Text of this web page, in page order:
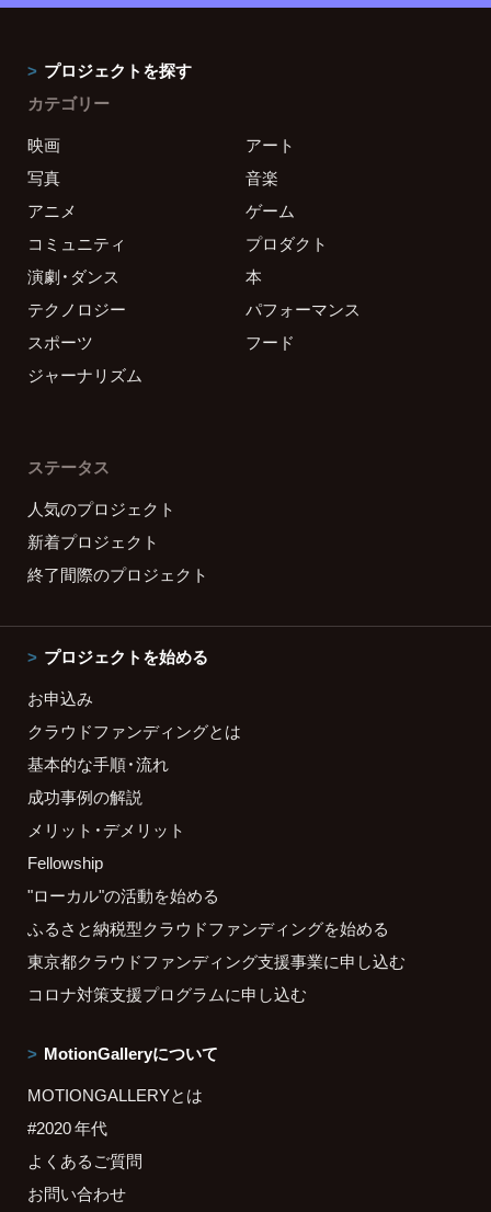
プロジェクトを探す
カテゴリー
映画
アート
写真
音楽
アニメ
ゲーム
コミュニティ
プロダクト
演劇・ダンス
本
テクノロジー
パフォーマンス
スポーツ
フード
ジャーナリズム
ステータス
人気のプロジェクト
新着プロジェクト
終了間際のプロジェクト
プロジェクトを始める
お申込み
クラウドファンディングとは
基本的な手順・流れ
成功事例の解説
メリット・デメリット
Fellowship
"ローカル"の活動を始める
ふるさと納税型クラウドファンディングを始める
東京都クラウドファンディング支援事業に申し込む
コロナ対策支援プログラムに申し込む
MotionGalleryについて
MOTIONGALLERYとは
#2020 年代
よくあるご質問
お問い合わせ